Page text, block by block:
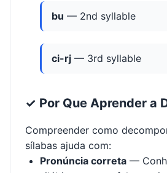
bu — 2nd syllable
ci-rj — 3rd syllable
✓ Por Que Aprender a
Compreender como
sílabas ajuda com:
Pronúncia correta —